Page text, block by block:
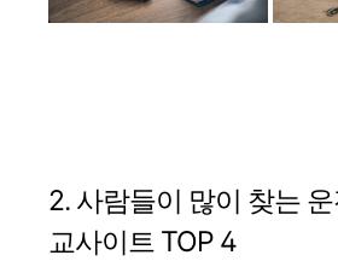
2. 사람들이 많이 찾는
교사이트 TOP 4